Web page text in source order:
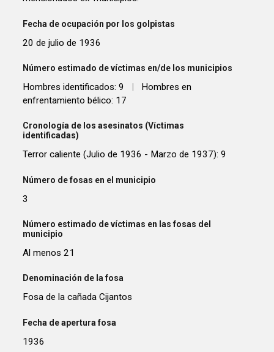
Fecha de ocupación por los golpistas
20 de julio de 1936
Número estimado de víctimas en/de los municipios
Hombres identificados: 9 |
Hombres en
enfrentamiento bélico: 17
Cronología de los asesinatos (Víctimas
identificadas)
Terror caliente (Julio de 1936 - Marzo de 1937): 9
Número de fosas en el municipio
3
Número estimado de víctimas en las fosas del
municipio
Al menos 21
Denominación de la fosa
Fosa de la cañada Cijantos
Fecha de apertura fosa
1936